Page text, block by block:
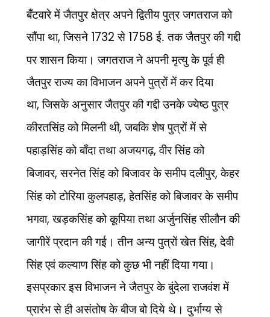
बँटवारे में जैतपुर क्षेत्र अपने द्वितीय पुत्र जगतराज को
सौंपा था,जिसने 1732 से 1758 ई. तक जैतपुर की गद्दी
पर शासन किया। जगतराज ने अपनी मृत्यु के पूर्व ही
जैतपुर राज्य का विभाजन अपने पुत्रों में कर दिया
था,जिसके अनुसार जैतपुर की गद्दी उनके ज्येष्ठ पुत्र
कीरतसिंह को मिलनी थी,जबकि शेष पुत्रों में से
पहाड़सिंह को बाँदा तथा अजयगढ़,वीर सिंह को
बिजावर,सरनेत सिंह को बिजावर के समीप दलीपुर,केहर
सिंह को टोरिया कुलपहाड़,हेतसिंह को बिजावर के समीप
भगवा,खड़कसिंह को कूपिया तथा अर्जुनसिंह सीलौन की
जागीरें प्रदान की गई। तीन अन्य पुत्रों खेत सिंह,देवी
सिंह एवं कल्याण सिंह को कुछ भी नहीं दिया गया।
इसप्रकार इस विभाजन ने जैतपुर के बुंदेला राजवंश में
प्रारंभ से ही असंतोष के बीज बो दिये थे। दुर्भाग्य से